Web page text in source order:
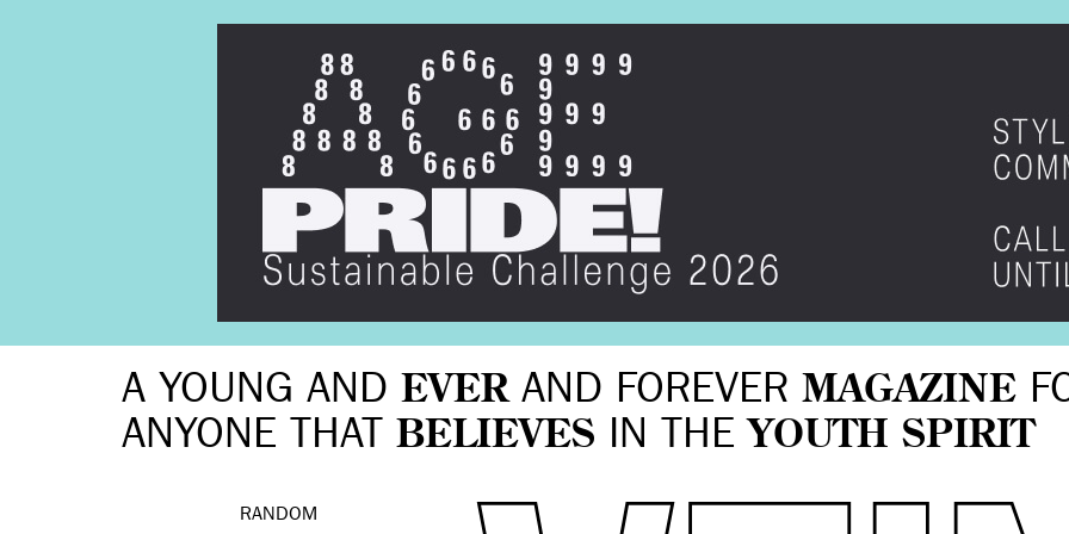
A YOUNG AND EVERAND FOREVER MAGAZINE
ANYONE THAT BELIEVES IN THE YOUTH SPIRIT
RANDOM